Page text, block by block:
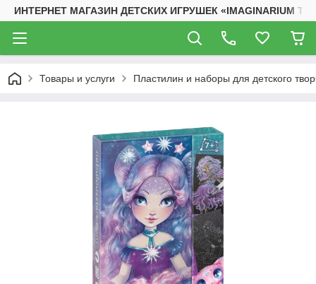
ИНТЕРНЕТ МАГАЗИН ДЕТСКИХ ИГРУШЕК «IMAGINARIUM
Товары и услуги Пластилин и наборы для детского